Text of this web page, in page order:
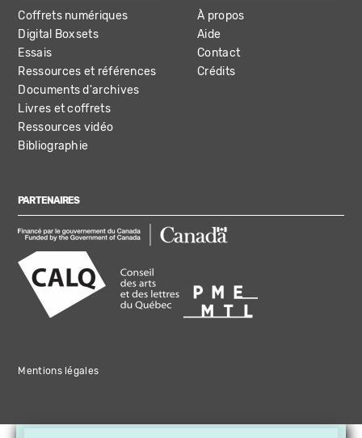
Coffrets numériques
Digital Boxsets
Essais
Ressources et références
Documents d'archives
Livres et coffrets
Ressources vidéo
Bibliographie
À propos
Aide
Contact
Crédits
PARTENAIRES
Mentions légales